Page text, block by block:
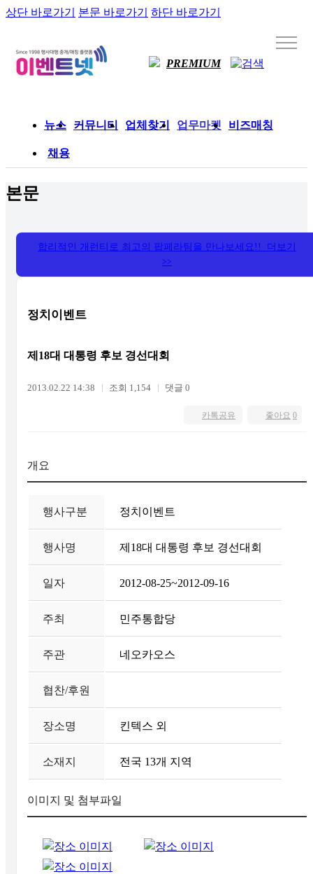
상단 바로가기 본문 바로가기 하단 바로가기
PREMIUM
뉴스 커뮤니티 업체찾기 업무마켓 비즈매칭
채용
본문
합리적인 개런티로 최고의 팝페라팀을 만나보세요!! 더보기
>>
정치이벤트
제18대 대통령 후보 경선대회
2013.02.22 14:38 조회 1,154 댓글 0
좋아요 0
카톡공유
개요
행사구분 정치이벤트
행사명 제18대 대통령 후보 경선대회
일자 2012-08-25~2012-09-16
주최 민주통합당
주관 네오카오스
협찬/후원
장소명 킨텍스 외
소재지 전국 13개 지역
이미지 및 첨부파일